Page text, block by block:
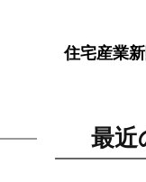
住宅産業
最近